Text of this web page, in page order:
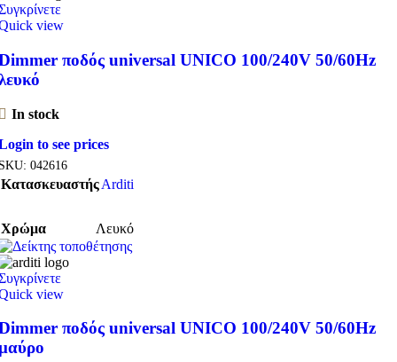
view
ποδός universal UNICO 100/240V 50/60Hz
In stock
to see prices
042616
ΚατασκευαστήςArditi
Χρώμα Λευκό
view
ποδός universal UNICO 100/240V 50/60Hz